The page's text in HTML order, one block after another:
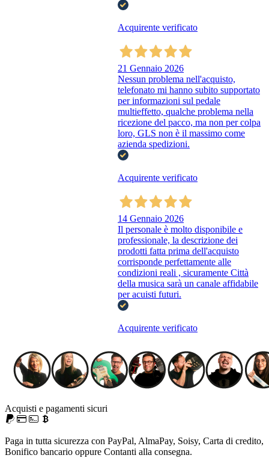
Acquirente verificato
21 Gennaio 2026
Nessun problema nell'acquisto,
telefonato mi hanno subito supportato
per informazioni sul pedale
multieffetto, qualche problema nella
ricezione del pacco, ma non per colpa
loro, GLS non è il massimo come
azienda spedizioni.
Acquirente verificato
14 Gennaio 2026
Il personale è molto disponibile e
professionale, la descrizione dei
prodotti fatta prima dell'acquisto
corrisponde perfettamente alle
condizioni reali , sicuramente Città
della musica sarà un canale affidabile
per acuisti futuri.
Acquirente verificato
Acquisti e pagamenti sicuri
Paga in tutta sicurezza con PayPal, AlmaPay, Soisy, Carta di credito,
Bonifico bancario oppure Contanti alla consegna.